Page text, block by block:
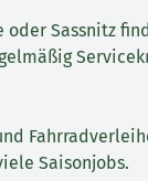
Sassnitz
Saisonjobs.